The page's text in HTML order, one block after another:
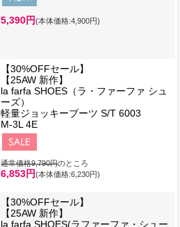
5,390円(本体価格:4,900円)
【30%OFFセール】
【25AW 新作】
la farfa SHOES（ラ・ファーファ シュ
ーズ）
軽量ジョッキーブーツ S/T 6003
M-3L 4E
通常価格9,790円のところ
6,853円(本体価格:6,230円)
【30%OFFセール】
【25AW 新作】
la farfa SHOES(ラファーファ・シュー